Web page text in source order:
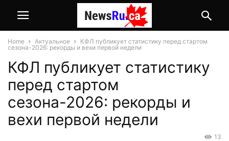
Home Актуальное
КФЛ публикует статистику перед стартом
сезона-2026: рекорды и вехи первой недели
КФЛ публикует статистику
перед стартом
сезона-2026: рекорды и
вехи первой недели
13